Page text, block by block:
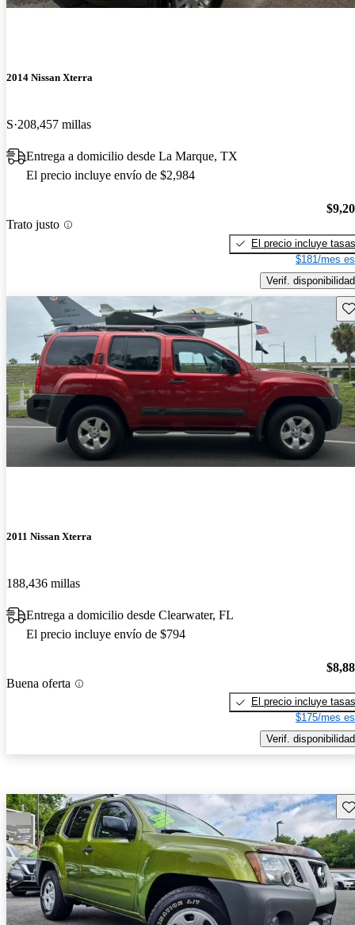
2014 Nissan Xterra
S 208,457 millas
Entrega a domicilio desde La Marque, TX
El precio incluye envío de $2,984
Trato justo
El precio incluye tasas
$181/mes
Verif. disponibilidad
2011 Nissan Xterra
188,436 millas
Entrega a domicilio desde Clearwater, FL
El precio incluye envío de $794
Buena oferta
El precio incluye tasas
$175/mes
Verif. disponibilidad